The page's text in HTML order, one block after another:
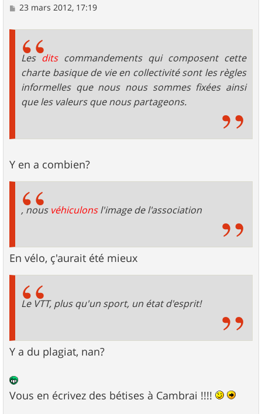
M
23 mars 2012, 17:19
Les dits commandements qui composent cette
charte basique de vie en collectivité sont les règles
informelles que nous nous sommes fixées ainsi
que les valeurs que nous partageons.
Y en a combien?
, nous véhiculonsl'image de l'association
En vélo, ç'aurait été mieux
Le VTT, plus qu'un sport, un état d'esprit!
Y a du plagiat, nan?
Vous en écrivez des bétises à Cambrai !!!!